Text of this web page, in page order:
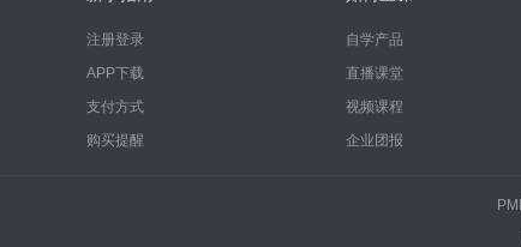
注册登录
APP下载
支付方式
购买提醒
自学产品
直播课堂
视频课程
企业团报
PMI